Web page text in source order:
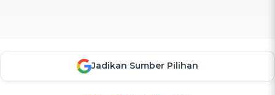
Jadikan Sumber Pilihan